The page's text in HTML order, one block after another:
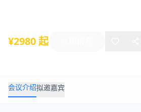
¥2980 起
会议介绍拟邀嘉宾